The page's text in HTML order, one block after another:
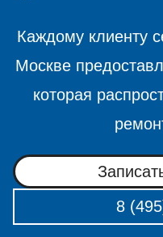
Каждому клиенту
Москве
которая
8